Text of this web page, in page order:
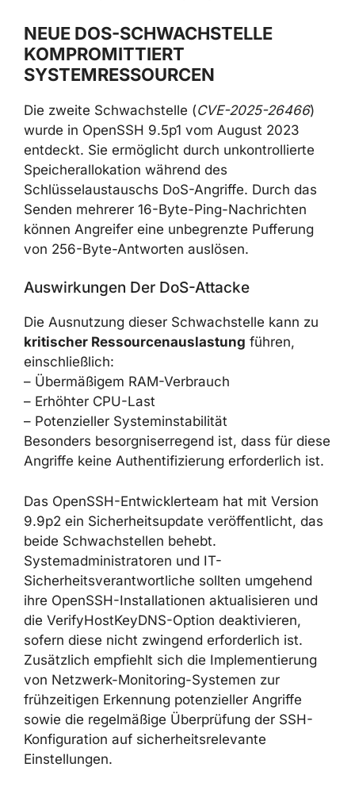
NEUE DOS-SCHWACHSTELLE
KOMPROMITTIERT
SYSTEMRESSOURCEN
Die zweite Schwachstelle (CVE-2025-26466)
wurde in OpenSSH 9.5p1 vom August 2023
entdeckt. Sie ermöglicht durch unkontrollierte
Speicherallokation während des
Schlüsselaustauschs DoS-Angriffe. Durch das
Senden mehrerer 16-Byte-Ping-Nachrichten
können Angreifer eine unbegrenzte Pufferung
von 256-Byte-Antworten auslösen.
Auswirkungen Der DoS-Attacke
Die Ausnutzung dieser Schwachstelle kann zu
kritischer Ressourcenauslastung führen,
einschließlich:
– Übermäßigem RAM-Verbrauch
– Erhöhter CPU-Last
– Potenzieller Systeminstabilität
Besonders besorgniserregend ist, dass für diese
Angriffe keine Authentifizierung erforderlich ist.
Das OpenSSH-Entwicklerteam hat mit Version
9.9p2 ein Sicherheitsupdate veröffentlicht, das
beide Schwachstellen behebt.
Systemadministratoren und IT-
Sicherheitsverantwortliche sollten umgehend
ihre OpenSSH-Installationen aktualisieren und
die VerifyHostKeyDNS-Option deaktivieren,
sofern diese nicht zwingend erforderlich ist.
Zusätzlich empfiehlt sich die Implementierung
von Netzwerk-Monitoring-Systemen zur
frühzeitigen Erkennung potenzieller Angriffe
sowie die regelmäßige Überprüfung der SSH-
Konfiguration auf sicherheitsrelevante
Einstellungen.